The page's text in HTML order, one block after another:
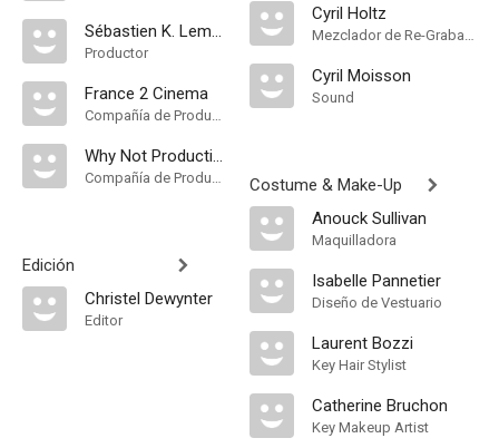
Sébastien K. Lemercier
Productor
France 2 Cinema
Compañía de Produccion
Why Not Productions
Compañía de Produccion
Edición
Christel Dewynter
Editor
Cyril Holtz
Mezclador de Re-Grabación de Sonido
Cyril Moisson
Sound
Costume & Make-Up
Anouck Sullivan
Maquilladora
Isabelle Pannetier
Diseño de Vestuario
Laurent Bozzi
Key Hair Stylist
Catherine Bruchon
Key Makeup Artist